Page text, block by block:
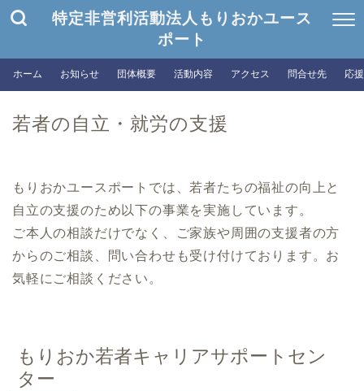
特定非営利活動法人もりおかユース
ポート
ホーム お知らせ 団体概要 活動内容 アクセス 問合せ先 応
若者の自立・就労の支援
もりおかユースポートでは、若者たちの福祉の向上と
自立の支援のため以下の事業を実施しています。
ご本人の相談だけでなく、ご家族や周囲の支援者の方
からのご相談、問い合わせも受け付けております。お
気軽にご相談ください。
もりおか若者キャリアサポートセン
ター